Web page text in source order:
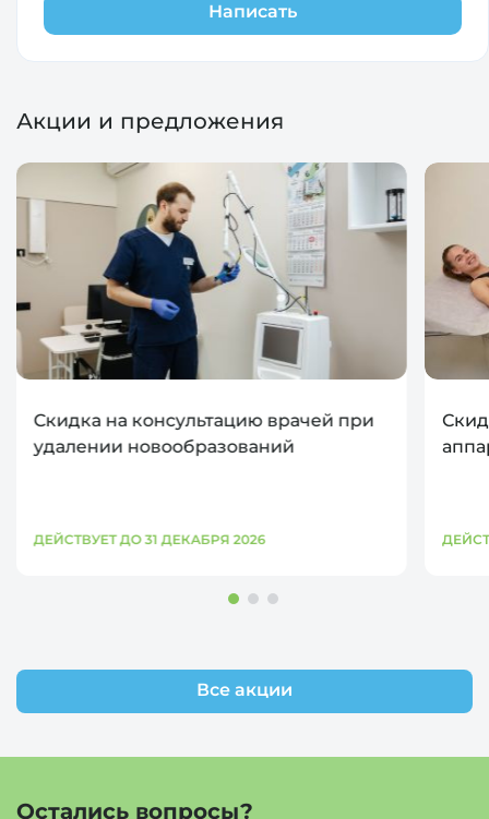
Написать
Акции и предложения
Все акции
Скидка на консультацию врачей при
удалении новообразований
ДЕЙСТВУЕТ ДО 31 ДЕКАБРЯ 2026
Остались вопросы?